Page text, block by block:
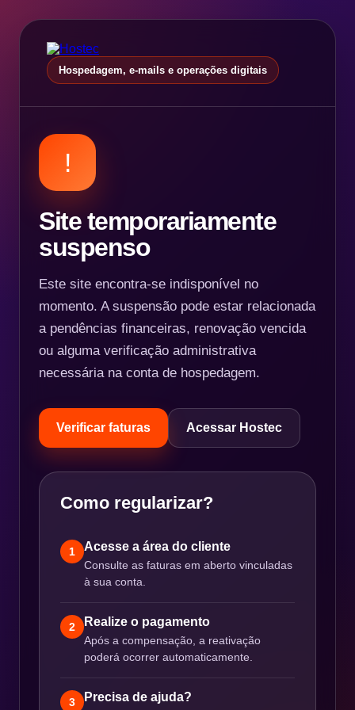
Hospedagem, e-mails e operações digitais
!
Site temporariamente
suspenso
Este site encontra-se indisponível no
momento. A suspensão pode estar relacionada
a pendências financeiras, renovação vencida
ou alguma verificação administrativa
necessária na conta de hospedagem.
Verificar faturas Acessar Hostec
Como regularizar?
1 Acesse a área do cliente
Consulte as faturas em aberto vinculadas
à sua conta.
2 Realize o pagamento
Após a compensação, a reativação
poderá ocorrer automaticamente.
3 Precisa de ajuda?